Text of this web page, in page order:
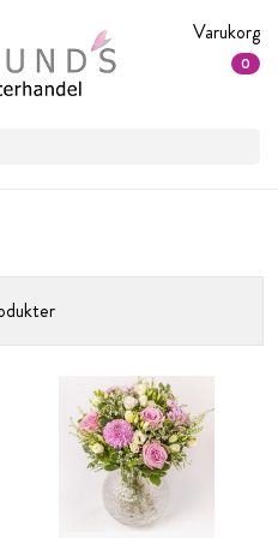
Varukorg
0